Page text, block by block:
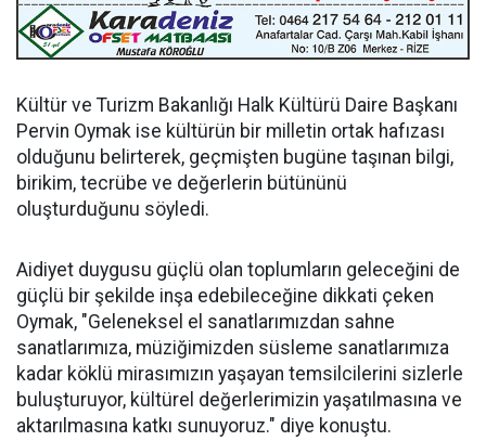
Kültür ve Turizm Bakanlığı Halk Kültürü Daire Başkanı
Pervin Oymak ise kültürün bir milletin ortak hafızası
olduğunu belirterek, geçmişten bugüne taşınan bilgi,
birikim, tecrübe ve değerlerin bütününü
oluşturduğunu söyledi.
Aidiyet duygusu güçlü olan toplumların geleceğini de
güçlü bir şekilde inşa edebileceğine dikkati çeken
Oymak, "Geleneksel el sanatlarımızdan sahne
sanatlarımıza, müziğimizden süsleme sanatlarımıza
kadar köklü mirasımızın yaşayan temsilcilerini sizlerle
buluşturuyor, kültürel değerlerimizin yaşatılmasına ve
aktarılmasına katkı sunuyoruz." diye konuştu.